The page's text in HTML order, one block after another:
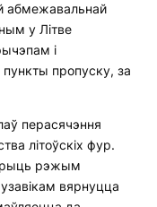
абмежавальнай
у Літве
і
пропуску, за
перасячэння
літоўскіх фур.
рэжым
вярнуцца